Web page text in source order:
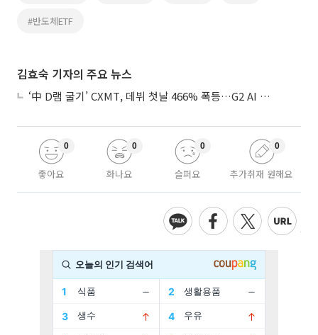
#반도체ETF
김효숙 기자의 주요 뉴스
‘中 D램 굴기’ CXMT, 데뷔 첫날 466% 폭등…G2 AI 패권 ‘쩐의 전쟁’
좋아요
0
화나요
0
슬퍼요
0
추가취재 원해요
0